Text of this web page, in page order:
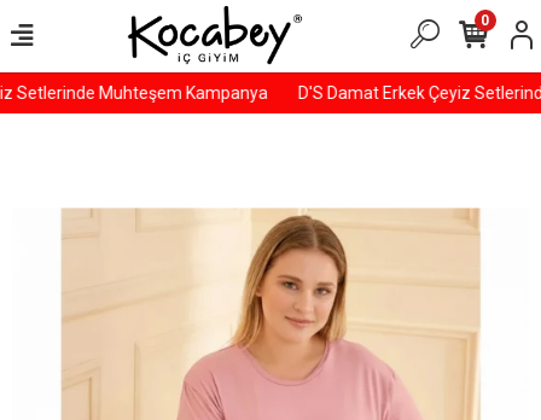
Setlerinde Muhteşem Kampanya D'S Damat Erkek Çeyiz
0